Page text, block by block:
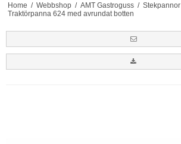
Home / Webbshop / AMT Gastroguss / Stekpannor
Traktörpanna 624 med avrundat botten